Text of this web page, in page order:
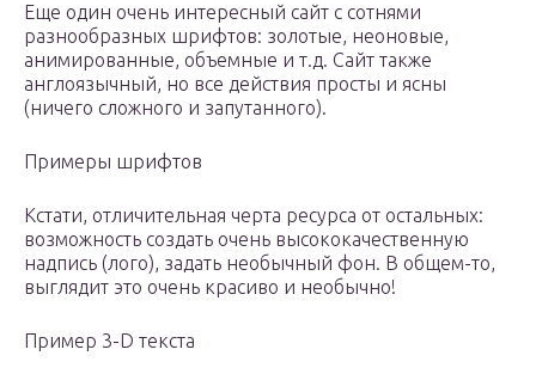
Еще один очень интересный сайт с сотнями
разнообразных шрифтов: золотые, неоновые,
анимированные, объемные и т.д. Сайт также
англоязычный, но все действия просты и ясны
(ничего сложного и запутанного).
Примеры шрифтов
Кстати, отличительная черта ресурса от остальных:
возможность создать очень высококачественную
надпись (лого), задать необычный фон. В общем-то,
выглядит это очень красиво и необычно!
Пример 3-D текста